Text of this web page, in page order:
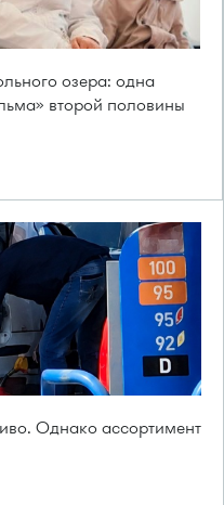
озера: одна
второй половины
Однако ассортимент